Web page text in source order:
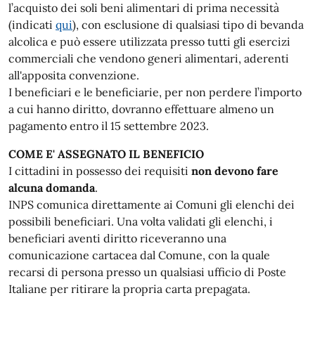
l’acquisto dei soli beni alimentari di prima necessità
(indicati qui), con esclusione di qualsiasi tipo di bevanda
alcolica e può essere utilizzata presso tutti gli esercizi
commerciali che vendono generi alimentari, aderenti
all'apposita convenzione.
I beneficiari e le beneficiarie, per non perdere l’importo
a cui hanno diritto, dovranno effettuare almeno un
pagamento entro il 15 settembre 2023.
COME E' ASSEGNATO IL BENEFICIO
I cittadini in possesso dei requisiti non devono fare
alcuna domanda.
INPS comunica direttamente ai Comuni gli elenchi dei
possibili beneficiari. Una volta validati gli elenchi, i
beneficiari aventi diritto riceveranno una
comunicazione cartacea dal Comune, con la quale
recarsi di persona presso un qualsiasi ufficio di Poste
Italiane per ritirare la propria carta prepagata.